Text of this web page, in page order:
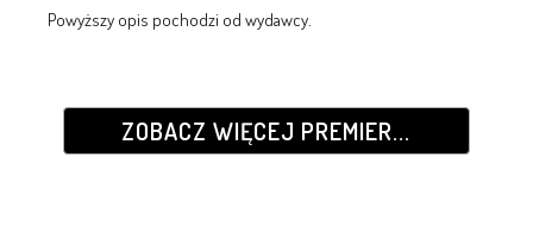
Powyższy opis pochodzi od wydawcy.
ZOBACZ WIĘCEJ PREMIER...